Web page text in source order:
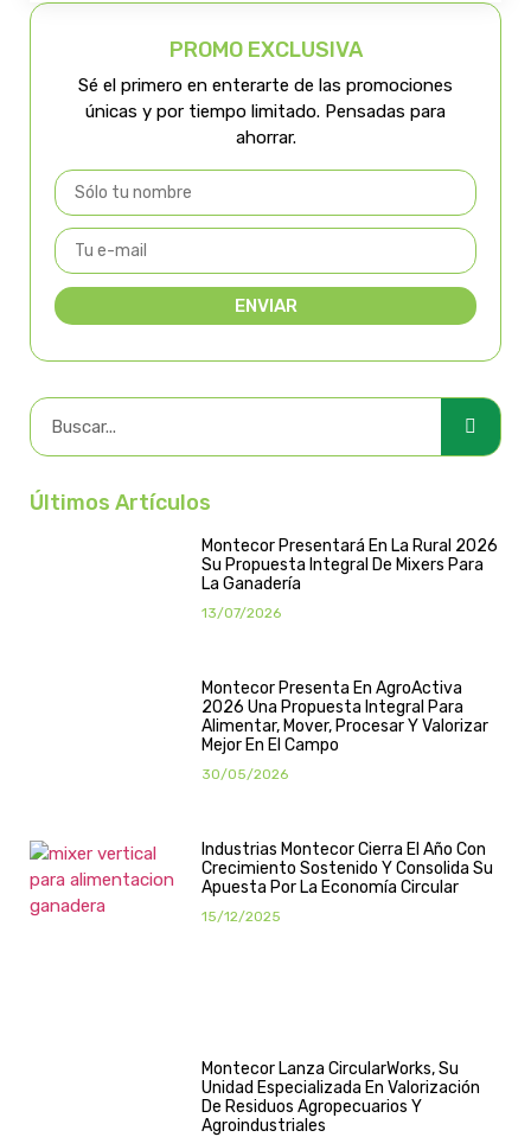
PROMO EXCLUSIVA
Sé el primero en enterarte de las promociones
únicas y por tiempo limitado. Pensadas para
ahorrar.
ENVIAR
Últimos Artículos
Montecor Presentará En La Rural 2026
Su Propuesta Integral De Mixers Para
La Ganadería
13/07/2026
Montecor Presenta En AgroActiva
2026 Una Propuesta Integral Para
Alimentar, Mover, Procesar Y Valorizar
Mejor En El Campo
30/05/2026
Industrias Montecor Cierra El Año Con
Crecimiento Sostenido Y Consolida Su
Apuesta Por La Economía Circular
15/12/2025
Montecor Lanza CircularWorks, Su
Unidad Especializada En Valorización
De Residuos Agropecuarios Y
Agroindustriales